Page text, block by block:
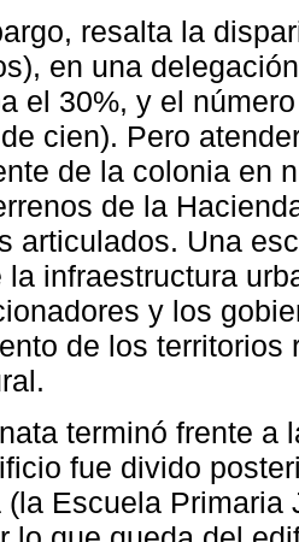
resalta la
en una
el 30%, y el
cien). Pero
de la colonia en
de la
articulados. Una
la infraestructura
y los
de los
terminó frente a
fue divido
(la Escuela Primaria